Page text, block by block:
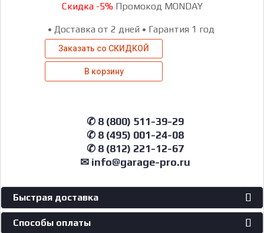
Скидка -5%Промокод MONDAY
• Доставка от 2 дней • Гарантия 1 год
Заказать со СКИДКОЙ
В корзину
✆ 8 (800) 511-39-29
✆ 8 (495) 001-24-08
✆ 8 (812) 221-12-67
✉ info@garage-pro.ru
Быстрая доставка
Способы оплаты